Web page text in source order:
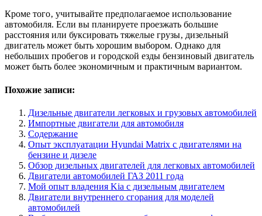
Кроме того‚ учитывайте предполагаемое использование
автомобиля. Если вы планируете проезжать большие
расстояния или буксировать тяжелые грузы‚ дизельный
двигатель может быть хорошим выбором. Однако для
небольших пробегов и городской езды бензиновый двигатель
может быть более экономичным и практичным вариантом.
Похожие записи:
Дизельные двигатели легковых и грузовых автомобилей
Импортные двигатели для автомобиля
Содержание
Опыт эксплуатации Hyundai Matrix с двигателями на
бензине и дизеле
Обзор дизельных двигателей для легковых автомобилей
Двигатели автомобилей ГАЗ 2011 года
Мой опыт владения Kia с дизельным двигателем
Двигатели внутреннего сгорания для моделей
автомобилей